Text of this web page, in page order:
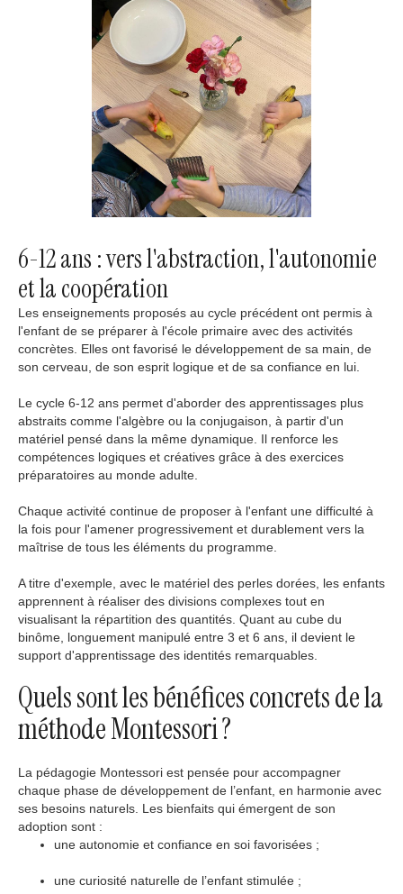
6-12 ans : vers l'abstraction, l'autonomie
et la coopération
Les enseignements proposés au cycle précédent ont permis à
l'enfant de se préparer à l'école primaire avec des activités
concrètes. Elles ont favorisé le développement de sa main, de
son cerveau, de son esprit logique et de sa confiance en lui.
Le cycle 6-12 ans permet d'aborder des apprentissages plus
abstraits comme l'algèbre ou la conjugaison, à partir d'un
matériel pensé dans la même dynamique. Il renforce les
compétences logiques et créatives grâce à des exercices
préparatoires au monde adulte.
Chaque activité continue de proposer à l'enfant une difficulté à
la fois pour l'amener progressivement et durablement vers la
maîtrise de tous les éléments du programme.
A titre d'exemple, avec le matériel des perles dorées, les enfants
apprennent à réaliser des divisions complexes tout en
visualisant la répartition des quantités. Quant au cube du
binôme, longuement manipulé entre 3 et 6 ans, il devient le
support d'apprentissage des identités remarquables.
Quels sont les bénéfices concrets de la
méthode Montessori ?
La pédagogie Montessori est pensée pour accompagner
chaque phase de développement de l’enfant, en harmonie avec
ses besoins naturels. Les bienfaits qui émergent de son
adoption sont :
une autonomie et confiance en soi favorisées ;
une curiosité naturelle de l’enfant stimulée ;